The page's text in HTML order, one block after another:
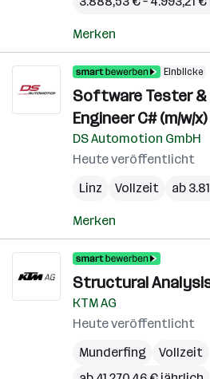
Merken
Einblicke
Software Tester
Engineer C# (m/w/x)
DS Automotion GmbH
Heute veröffentlicht
Linz
Vollzeit ab
Merken
Structural
KTM AG
Heute veröffentlicht
Munderfing
Vollzeit